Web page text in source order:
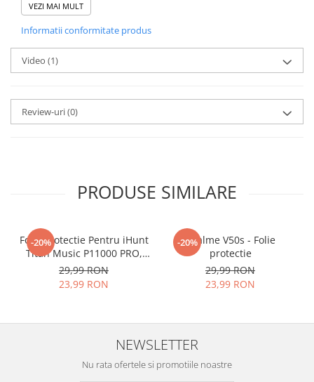
Foliile noastre sunt
tu.
Materialul folosit in
esteNano Glass flexibil.
AcestagaranteazacaNU SE
SPARGE in mii de cioburi
ascutite si periculoase.
zgarieturi si spargere, ci si
INTARESTE ecranul!
Folia avand rezistenta 9H la
VEZI MAI MULT
Informatii conformitate produs
Video (1)
Review-uri(0)
PRODUSE SIMILARE
-20%
Folie Protectie Pentru iHunt
Titan Music P11000 PRO,
VDOO
29,99 RON
23,99 RON
-20%
Realme V50s - Folie
protectie
29,99 RON
23,99 RON
NEWSLETTER
Nu rata ofertele si promotiile noastre